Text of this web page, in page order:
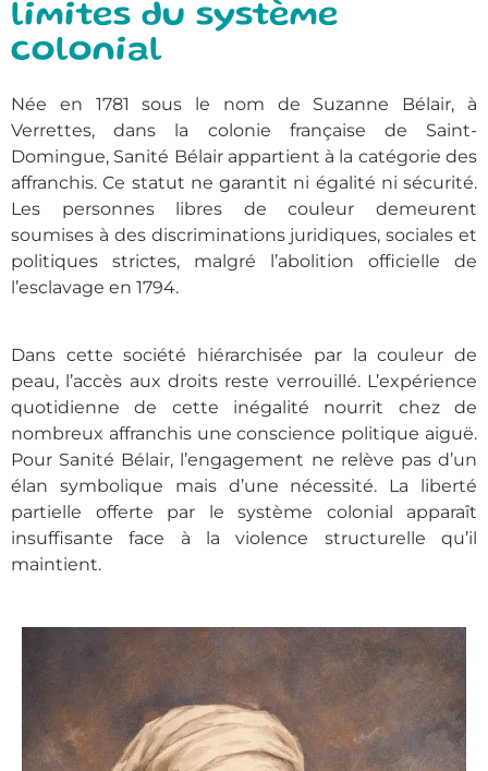
limites du système
colonial
Née en 1781 sous le nom de Suzanne Bélair, à
Verrettes, dans la colonie française de Saint-
Domingue, Sanité Bélair appartient à la catégorie des
affranchis. Ce statut ne garantit ni égalité ni sécurité.
Les personnes libres de couleur demeurent
soumises à des discriminations juridiques, sociales et
politiques strictes, malgré l’abolition officielle de
l’esclavage en 1794.
Dans cette société hiérarchisée par la couleur de
peau, l’accès aux droits reste verrouillé. L’expérience
quotidienne de cette inégalité nourrit chez de
nombreux affranchis une conscience politique aiguë.
Pour Sanité Bélair, l’engagement ne relève pas d’un
élan symbolique mais d’une nécessité. La liberté
partielle offerte par le système colonial apparaît
insuffisante face à la violence structurelle qu’il
maintient.